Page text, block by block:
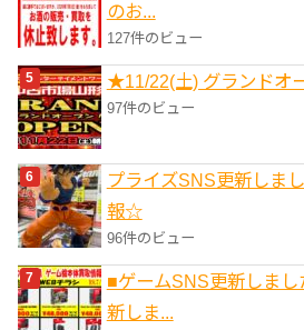
のお...
127件のビュー
★11/22(土) グランドオ
97件のビュー
プライズSNS更新しま
報☆
96件のビュー
■ゲームSNS更新しま
新しま...